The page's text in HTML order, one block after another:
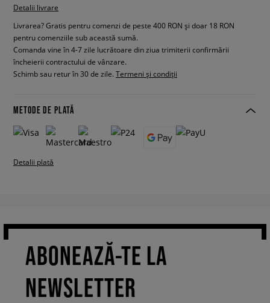
Detalii livrare
Livrarea? Gratis pentru comenzi de peste 400 RON și doar 18 RON
pentru comenziile sub această sumă.
Comanda vine în 4-7 zile lucrătoare din ziua trimiterii confirmării
încheierii contractului de vânzare.
Schimb sau retur în 30 de zile. Termeni și condiții
METODE DE PLATĂ
Detalii plată
ABONEAZĂ-TE LA
NEWSLETTER